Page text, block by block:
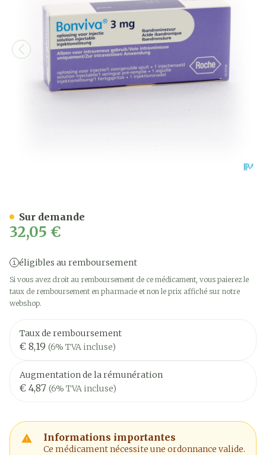
32,05 €
éligibles au remboursement
Si vous avez droit au remboursement de ce médicament, vous paierez le
taux de remboursement en pharmacie et non le prix affiché sur notre
webshop.
Taux de remboursement
€ 8,19 (6% TVA incluse)
Augmentation de la rémunération
€ 4,87 (6% TVA incluse)
Informations importantes
Ce médicament nécessite une ordonnance valide.
Sur demande